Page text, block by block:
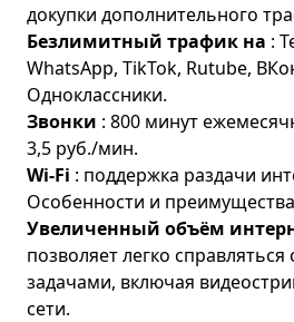
докупки дополнительного
Безлимитный трафик на :
WhatsApp, TikTok, Rutube,
Одноклассники.
Звонки : 800 минут
3,5 руб./мин.
Wi-Fi : поддержка раздачи
Особенности и преимущества
Увеличенный объём
позволяет легко
задачами, включая
сети.